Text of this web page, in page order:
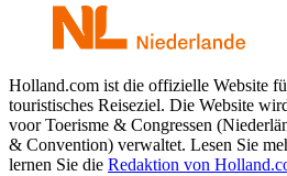
Holland.com ist die offizielle Website
touristisches Reiseziel. Die Website
voor Toerisme & Congressen
& Convention) verwaltet. Lesen Sie
lernen Sie die Redaktion von